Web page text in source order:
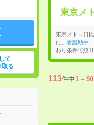
て
取る
東京メ
東京メトロ日
に、 看護助手、
わり条件で絞
113件中1～50